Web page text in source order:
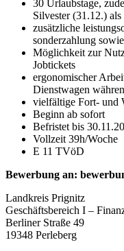
30 Urlaubstage,
Silvester (31.12.)
zusätzliche
sonderzahlung
Möglichkeit zur
Jobtickets
ergonomischer
Dienstwagen
vielfältige Fort- und
Beginn ab sofort
Befristet bis
Vollzeit 39h/Woche
E 11 TVöD
Bewerbung an:
Landkreis Prignitz
Geschäftsbereich I –
Berliner Straße 49
19348 Perleberg